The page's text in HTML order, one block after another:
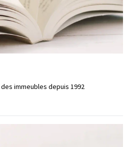
immeubles depuis 1992